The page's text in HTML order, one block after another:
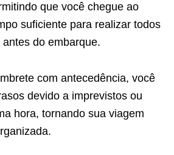
que você chegue ao
suficiente para realizar todos
do embarque.
com antecedência, você
devido a imprevistos ou
hora, tornando sua viagem